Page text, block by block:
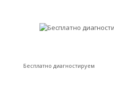
Бесплатно диагностируем